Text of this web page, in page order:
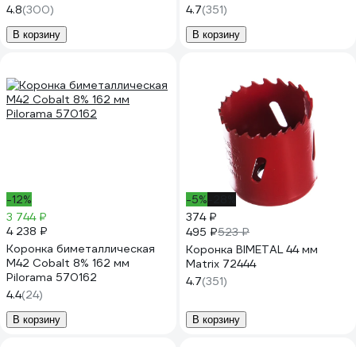
4.8(300)
В корзину
4.7(351)
В корзину
-12%
3 744 ₽
4 238 ₽
Коронка биметаллическая
М42 Cobalt 8% 162 мм
Pilorama 570162
4.4(24)
В корзину
-5%
374 ₽
495 ₽523 ₽
Коронка BIMETAL 44 мм
Matrix 72444
4.7(351)
В корзину